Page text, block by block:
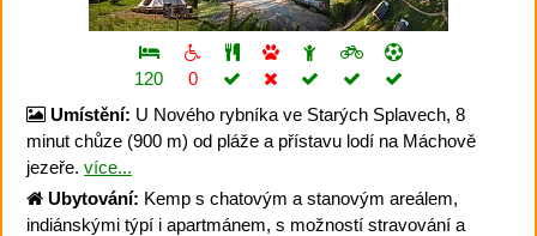
120
0
Umístění: U Nového rybníka ve Starých Splavech, 8
minut chůze (900 m) od pláže a přístavu lodí na Máchově
jezeře. více...
Ubytování: Kemp s chatovým a stanovým areálem,
indiánskými týpí i apartmánem, s možností stravování a